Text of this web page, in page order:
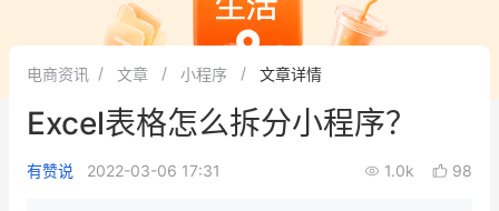
面对面聊增长
电商资讯 文章 小程序 文章详情
Excel表格怎么拆分小程序？
有赞说 2022-03-06 17:31 1.0k 98